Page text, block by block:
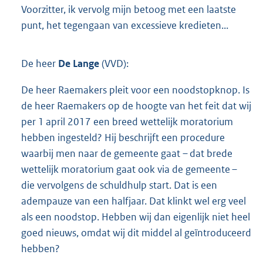
Voorzitter, ik vervolg mijn betoog met een laatste
punt, het tegengaan van excessieve kredieten...
De heer De Lange(VVD):
De heer Raemakers pleit voor een noodstopknop. Is
de heer Raemakers op de hoogte van het feit dat wij
per 1 april 2017 een breed wettelijk moratorium
hebben ingesteld? Hij beschrijft een procedure
waarbij men naar de gemeente gaat – dat brede
wettelijk moratorium gaat ook via de gemeente –
die vervolgens de schuldhulp start. Dat is een
adempauze van een halfjaar. Dat klinkt wel erg veel
als een noodstop. Hebben wij dan eigenlijk niet heel
goed nieuws, omdat wij dit middel al geïntroduceerd
hebben?